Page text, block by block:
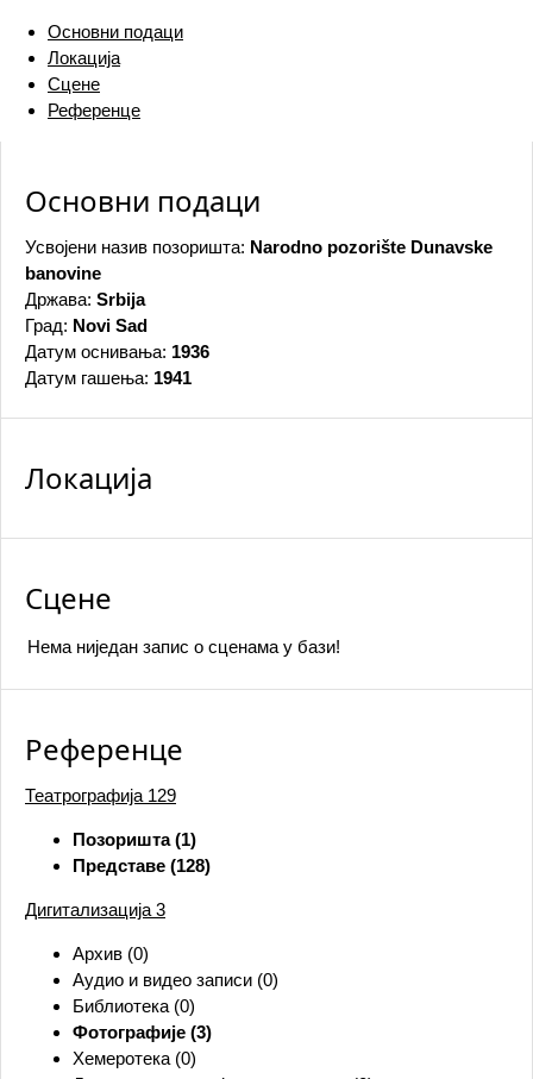
Основни подаци
Локација
Сцене
Референце
Основни подаци
Усвојени назив позоришта: Narodno pozorište Dunavske
banovine
Држава: Srbija
Град: Novi Sad
Датум оснивања: 1936
Датум гашења: 1941
Локација
Сцене
Нема ниједан запис o сценама у бази!
Референце
Театрографија 129
Позоришта (1)
Представе (128)
Дигитализација 3
Архив (0)
Аудио и видео записи (0)
Библиотека (0)
Фотографије (3)
Хемеротека (0)